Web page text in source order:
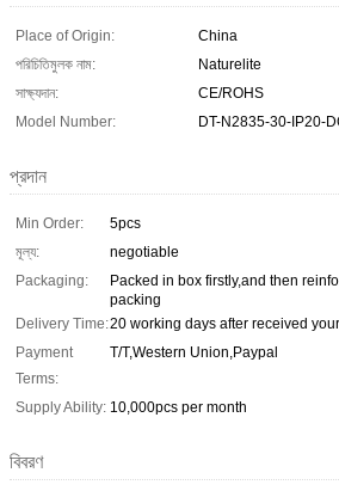
Place of Origin:
China
পরিচিতিমুলক নাম:
Naturelite
সাক্ষ্যদান:
CE/ROHS
Model Number:
DT-N2835-30-IP20-
প্রদান
Min Order:
5pcs
মূল্য:
negotiable
Packaging:
Packed in box firstly,and then
packing
Delivery Time:20 working days after received
Payment
Terms:
T/T,Western Union,Paypal
Supply Ability: 10,000pcs per month
বিবরণ